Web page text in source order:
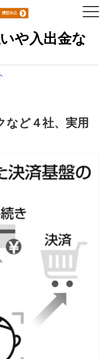
や入出金な
など４社、実用